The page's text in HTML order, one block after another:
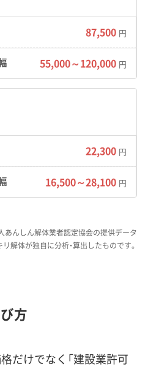
エリアが多く、水分を
弱地盤が特徴です。また、
地風「比良おろし」が突
工事用の養生シートが風
るリスクへの対策が欠か
多く、道幅が非常に狭
重機の進入が物理的に難
方通行の規制区間が存在
盤で大型重機を使うには、
の敷鉄板の二重敷きなど追
傾向があります。警察の
積もりに加算されます。
87,500 円
55,000～120,000 円
22,300 円
16,500～28,100 円
あんしん解体業者認定協会の提供データ
リ解体が独自に分析・算出したものです。
方
だけでなく「建設業許可